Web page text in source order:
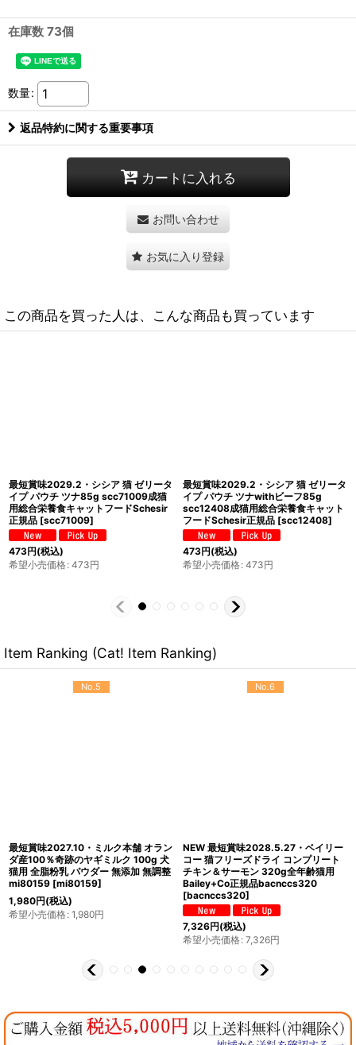
在庫数 73個
数量:
返品特約に関する重要事項
カートに入れる
お問い合わせ
お気に入り登録
この商品を買った人は、こんな商品も買っています
最短賞味2029.3・シシア 猫 ゼリータ
イプ ツナwithエビ85g缶 scc50044
成猫用総合栄養食キャットフード
Schesir正規品 [scc50044
473円(税込)
希望小売価格: 473円
最短賞味2029.3・シシア 猫 ゼリータ
イプ ツナwithシーブリーム85g缶
scc72747成猫用総合栄養食キャット
フードSchesir正規品 [scc72747]
473円(税込)
希望小売価格: 473円
Item Ranking (Cat! Item Ranking)
No.5
最短賞味2027.10・ミルク本舗 オラン
ダ産100％奇跡のヤギミルク 100g 犬
猫用 全脂粉乳 パウダー 無添加 無調整
mi80159 [mi80159]
1,980円(税込)
希望小売価格: 1,980円
No.6
NEW 最短賞味2028.5.27・ベイリー
コー 猫フリーズドライ コンプリート
チキン＆サーモン 320g全年齢猫用
Bailey+Co正規品bacnccs320
[bacnccs320]
7,326円(税込)
希望小売価格: 7,326円